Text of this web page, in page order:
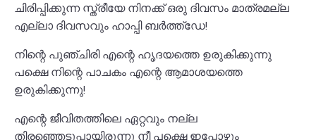
ചിരിപ്പിക്കുന്ന സ്ത്രീയേ നിനക്ക് ഒരു ദിവസം മാത്രമല്ല
എല്ലാ ദിവസവും ഹാപ്പി ബർത്ത്ഡേ!
നിന്റെ പുഞ്ചിരി എന്റെ ഹൃദയത്തെ ഉരുകിക്കുന്നു
പക്ഷെ നിന്റെ പാചകം എന്റെ ആമാശയത്തെ
ഉരുകിക്കുന്നു!
എന്റെ ജീവിതത്തിലെ ഏറ്റവും നല്ല
തിരഞ്ഞെടുപ്പായിരുന്നു നീ പക്ഷെ ഇപ്പോഴും